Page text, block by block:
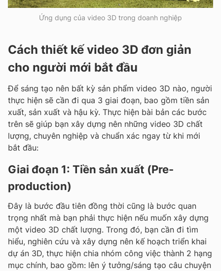
Ứng dụng của video 3D trong doanh nghiệp
Cách thiết kế video 3D đơn giản
cho người mới bắt đầu
Để sáng tạo nên bất kỳ sản phẩm video 3D nào, người
thực hiện sẽ cần đi qua 3 giai đoạn, bao gồm tiền sản
xuất, sản xuất và hậu kỳ. Thực hiện bài bản các bước
trên sẽ giúp bạn xây dựng nên những video 3D chất
lượng, chuyên nghiệp và chuẩn xác ngay từ khi mới
bắt đầu:
Giai đoạn 1: Tiền sản xuất (Pre-
production)
Đây là bước đầu tiên đồng thời cũng là bước quan
trọng nhất mà bạn phải thực hiện nếu muốn xây dựng
một video 3D chất lượng. Trong đó, bạn cần đi tìm
hiểu, nghiên cứu và xây dựng nên kế hoạch triển khai
dự án 3D, thực hiện chia nhóm công việc thành 2 hạng
mục chính, bao gồm: lên ý tưởng/sáng tạo câu chuyện